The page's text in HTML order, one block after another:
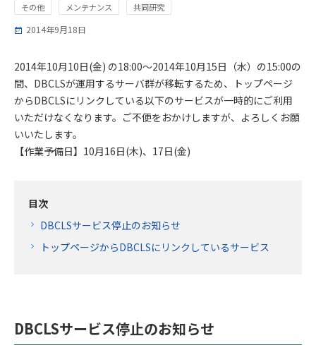
その他 メンテナンス 共同研究
2014年9月18日
2014年10月10日(金) の18:00～2014年10月15日（水）の15:00の
間、DBCLSが運用するサーバ群が移転するため、トップページ
からDBCLSにリンクしている以下のサービスが一時的にご利用
いただけなくなります。ご不便をおかけしますが、よろしくお願
いいたします。
【作業予備日】10月16日(木)、17日(金)
目次
DBCLSサービス停止のお知らせ
トップページからDBCLSにリンクしているサービス
DBCLSサービス停止のお知らせ